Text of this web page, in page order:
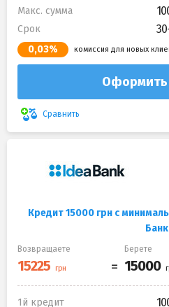
Макс. сумма
Срок
0,03% комиссия для новых
Оформить
Сравнить
Кредит 15000 грн с
Банк
Возвращаете Берете
1й кредит